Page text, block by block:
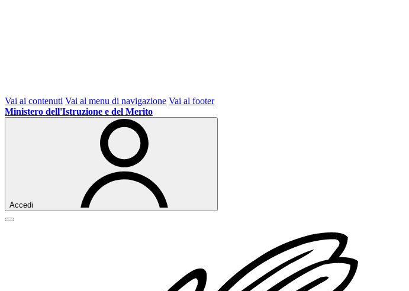
Vai ai contenuti Vai al menu di navigazione Vai al footer
Ministero dell'Istruzione e del Merito
Accedi